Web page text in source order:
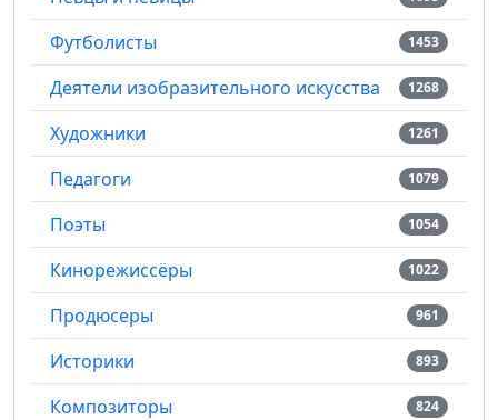
Футболисты 1453
Деятели изобразительного искусства 1268
Художники 1261
Педагоги 1079
Поэты 1054
Кинорежиссёры 1022
Продюсеры 961
Историки 893
Композиторы 824